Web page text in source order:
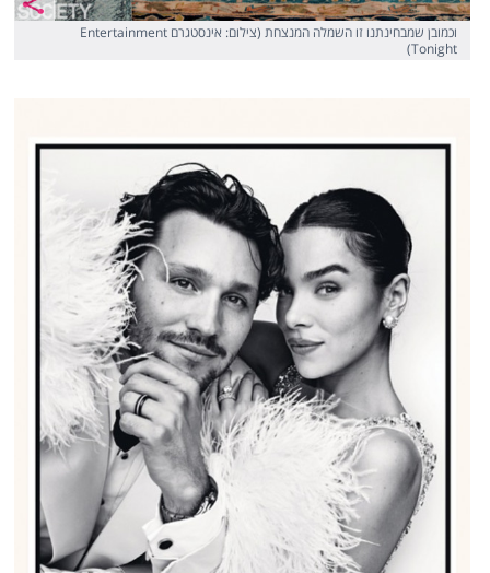
וכמובן שמבחינתנו זו השמלה המנצחת (צילום: אינסטגרם Entertainment
Tonight)